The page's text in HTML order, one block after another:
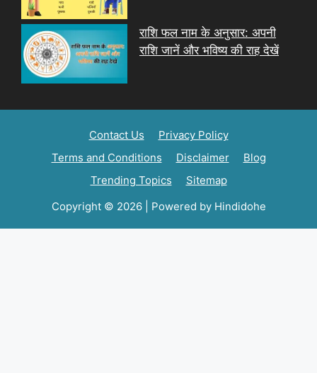
राशि फल नाम के अनुसार: अपनी
राशि जानें और भविष्य की राह देखें
Contact Us
Privacy Policy
Terms and Conditions
Disclaimer
Blog
Trending Topics
Sitemap
Copyright © 2026 | Powered by Hindidohe